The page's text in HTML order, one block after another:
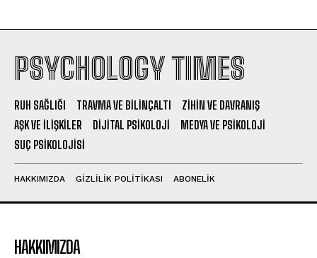
PSYCHOLOGY TIMES
RUH SAĞLIĞI TRAVMA VE BILINÇALTI
ZIHIN VE DAVRANIŞ
AŞK VE İLIŞKILER
DIJITAL PSIKOLOJI
MEDYA VE PSIKOLOJI
SUÇ PSIKOLOJISI
HAKKIMIZDA GIZLILIK POLITIKASI ABONELIK
HAKKIMIZDA